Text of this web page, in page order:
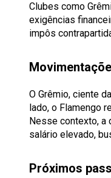
Clubes como
exigências
impôs
O Grêmio, ciente
lado, o Flamengo
Nesse contexto, a
salário elevado,
Próximos